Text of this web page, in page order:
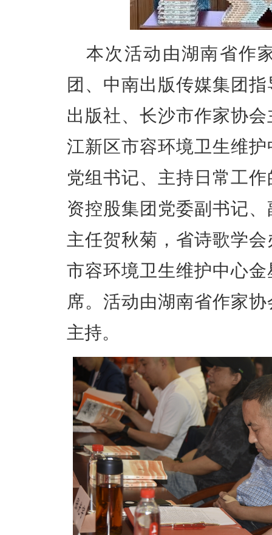
本次活动由湖南省作
团、中南出版传媒集团
出版社、长沙市作家协
江新区市容环境卫生维
党组书记、主持日常工
资控股集团党委副书记
主任贺秋菊，省诗歌学
市容环境卫生维护中心
席。活动由湖南省作家
主持。